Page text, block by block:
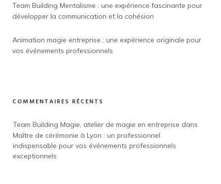
Team Building Mentalisme : une expérience fascinante pour
développer la communication et la cohésion
Animation magie entreprise : une expérience originale pour
vos événements professionnels
COMMENTAIRES RÉCENTS
Team Building Magie, atelier de magie en entreprise
Maître de cérémonie à Lyon : un professionnel
indispensable pour vos événements professionnels
exceptionnels